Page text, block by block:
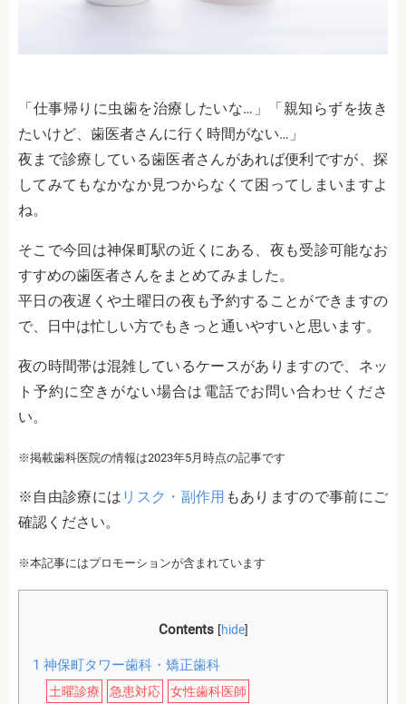
「仕事帰りに虫歯を治療したいな…」「親知らずを抜き
たいけど、歯医者さんに行く時間がない…」
夜まで診療している歯医者さんがあれば便利ですが、探
してみてもなかなか見つからなくて困ってしまいますよ
ね。
そこで今回は神保町駅の近くにある、夜も受診可能なお
すすめの歯医者さんをまとめてみました。
平日の夜遅くや土曜日の夜も予約することができますの
で、日中は忙しい方でもきっと通いやすいと思います。
夜の時間帯は混雑しているケースがありますので、ネッ
ト予約に空きがない場合は電話でお問い合わせくださ
い。
※掲載歯科医院の情報は2023年5月時点の記事です
※自由診療には リスク・副作用 もありますので事前にご
確認ください。
※本記事にはプロモーションが含まれています
Contents [hide]
1 神保町タワー歯科・矯正歯科
土曜診療 急患対応 女性歯科医師